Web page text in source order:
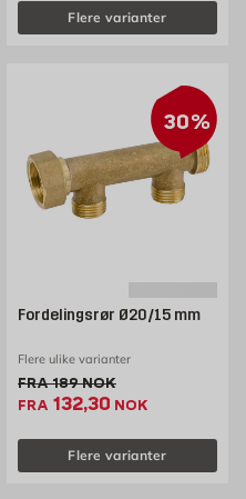
Flere varianter
/stk
30%
Fordelingsrør Ø20/15 mm
Flere ulike varianter
FRAGammel pris 189 NOK /stk
189NOK
FRA Ekstrapris 132.3
132,30 NOK
Flere varianter